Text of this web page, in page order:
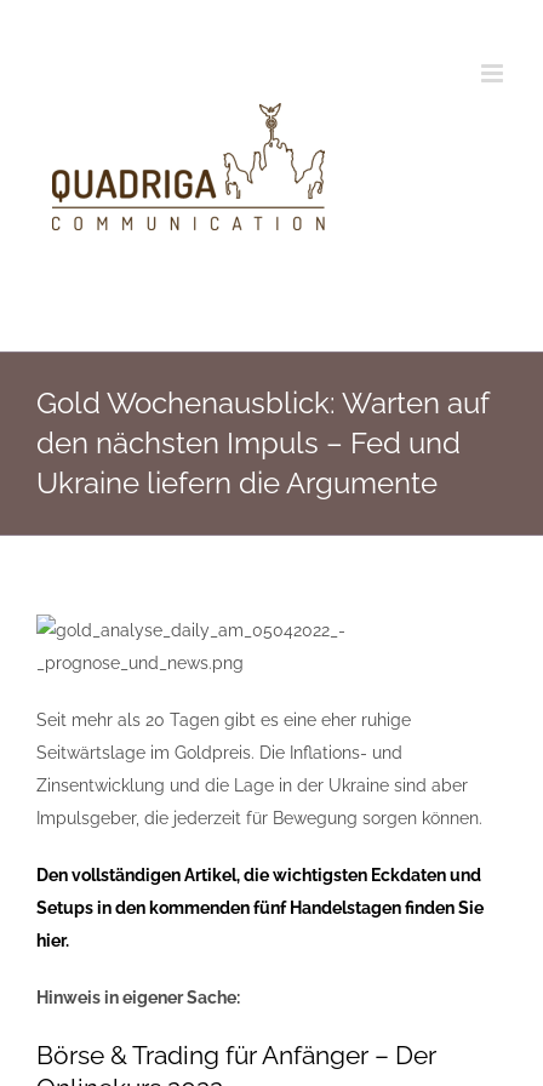
Gold Wochenausblick: Warten auf
den nächsten Impuls – Fed und
Ukraine liefern die Argumente
Seit mehr als 20 Tagen gibt es eine eher ruhige
Seitwärtslage im Goldpreis. Die Inflations- und
Zinsentwicklung und die Lage in der Ukraine sind aber
Impulsgeber, die jederzeit für Bewegung sorgen können.
Den vollständigen Artikel, die wichtigsten Eckdaten und
Setups in den kommenden fünf Handelstagen finden Sie
hier.
Hinweis in eigener Sache:
Börse & Trading für Anfänger – Der